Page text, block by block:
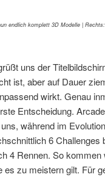
endlich komplett 3D Modelle |
uns der
ist, aber auf Dauer
wirkt. Genau
Entscheidung.
während im
6
4 Rennen. So
es zu meistern gilt. Für